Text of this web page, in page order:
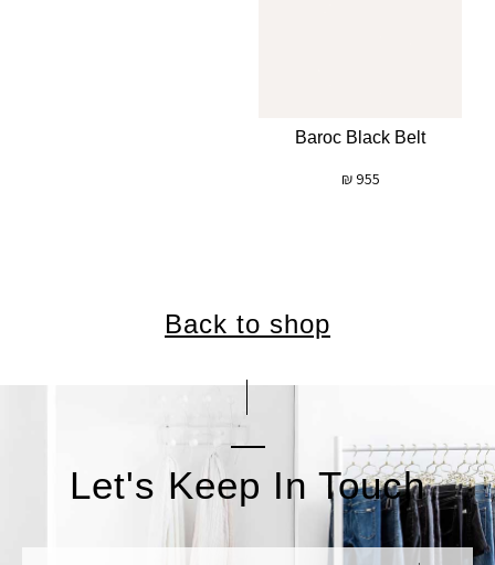
Baroc Black Belt
955
₪
Back to shop
Let's Keep In Touch
אימייל